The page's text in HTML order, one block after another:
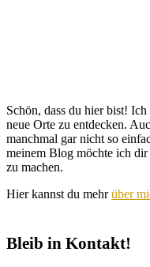
Schön, dass du hier bist!
neue Orte zu entdecken.
manchmal gar nicht so
meinem Blog möchte ich
zu machen.
Hier kannst du mehrüber
Bleib in Kontakt!